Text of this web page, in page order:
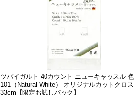
ツバイガルト 40カウント ニューキャッスル
101（Natural White） オリジナルカットクロ
33cm【限定お試しパック】